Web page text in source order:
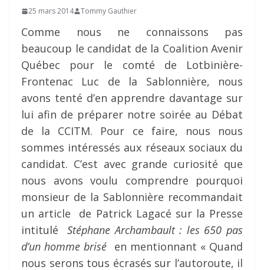
25 mars 2014 Tommy Gauthier
Comme nous ne connaissons pas
beaucoup le candidat de la Coalition Avenir
Québec pour le comté de Lotbinière-
Frontenac Luc de la Sablonnière, nous
avons tenté d’en apprendre davantage sur
lui afin de préparer notre soirée au Débat
de la CCITM. Pour ce faire, nous nous
sommes intéressés aux réseaux sociaux du
candidat. C’est avec grande curiosité que
nous avons voulu comprendre pourquoi
monsieur de la Sablonnière recommandait
un article de Patrick Lagacé sur la Presse
intitulé
Stéphane Archambault : les 650 pas
d’un homme brisé en mentionnant « Quand
nous serons tous écrasés sur l’autoroute, il